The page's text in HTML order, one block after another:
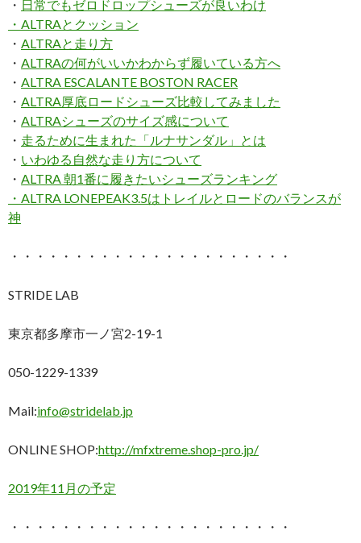
・ 日常でもゼロドロップシューズが良いわけ
・ ALTRAとクッション
・ ALTRAと走り方
・ ALTRAの何がいいかわからず履いている方へ
・ ALTRA ESCALANTE BOSTON RACER
・ ALTRA厚底ロードシューズ比較してみました
・ ALTRAシューズのサイズ感について
・ 走るために生まれた「ルナサンダル」とは
・ いわゆる自然な走り方について
・ ALTRA 朝1番に履きたいシューズランキング
・ ALTRA LONEPEAK3.5はトレイルとロードのバランスが
神
・・・・・・・・・・・・・・・・・・・・・・
STRIDE LAB
東京都多摩市一ノ宮2-19-1
050-1229-1339
Mail:info@stridelab.jp
ONLINE SHOP:http://mfxtreme.shop-pro.jp/
2019年11月の予定
・・・・・・・・・・・・・・・・・・・・・・